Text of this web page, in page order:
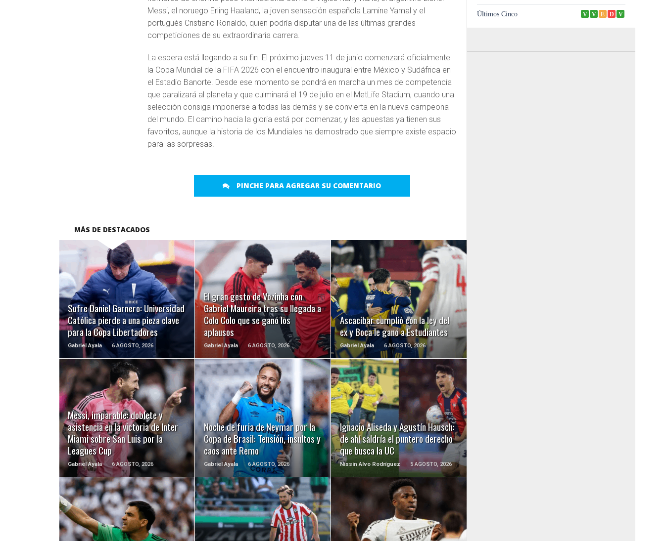
Messi, el noruego Erling Haaland, la joven sensación española Lamine Yamal y el
portugués Cristiano Ronaldo, quien podría disputar una de las últimas grandes
competiciones de su extraordinaria carrera.
La espera está llegando a su fin. El próximo jueves 11 de junio comenzará oficialmente
la Copa Mundial de la FIFA 2026 con el encuentro inaugural entre México y Sudáfrica en
el Estadio Banorte. Desde ese momento se pondrá en marcha un mes de competencia
que paralizará al planeta y que culminará el 19 de julio en el MetLife Stadium, cuando una
selección consiga imponerse a todas las demás y se convierta en la nueva campeona
del mundo. El camino hacia la gloria está por comenzar, y las apuestas ya tienen sus
favoritos, aunque la historia de los Mundiales ha demostrado que siempre existe espacio
para las sorpresas.
PINCHE PARA AGREGAR SU COMENTARIO
MÁS DE DESTACADOS
Sufre Daniel Garnero: Universidad
Católica pierde a una pieza clave
para la Copa Libertadores
Gabriel Ayala 6 AGOSTO, 2026
LEER MÁS
El gran gesto de Vozinha con
Gabriel Maureira tras su llegada a
Colo Colo que se ganó los
aplausos
Gabriel Ayala 6 AGOSTO, 2026
LEER MÁS
Ascacibar cumplió con la ley del
ex y Boca le ganó a Estudiantes
Gabriel Ayala 6 AGOSTO, 2026
LEER MÁS
Messi, imparable: doblete y
asistencia en la victoria de Inter
Miami sobre San Luis por la
Leagues Cup
Gabriel Ayala 6 AGOSTO, 2026
LEER MÁS
Noche de furia de Neymar por la
Copa de Brasil: Tensión, insultos y
caos ante Remo
Gabriel Ayala 6 AGOSTO, 2026
LEER MÁS
Ignacio Aliseda y Agustín Hausch:
de ahí saldría el puntero derecho
que busca la UC
Nissin Alvo Rodríguez 5 AGOSTO, 2026
LEER MÁS
LEER MÁS LEER MÁS LEER MÁS